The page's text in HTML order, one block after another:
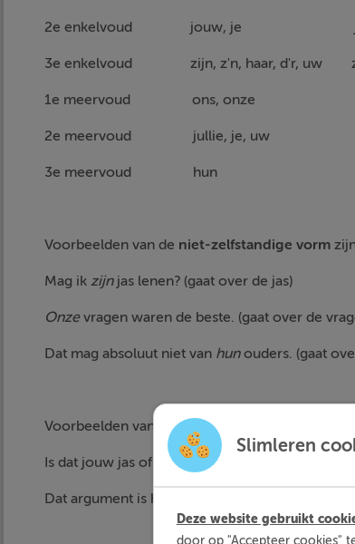
2e enkelvoud jouw, je
3e enkelvoud zijn, z'n, haar, d'r, uw
1e meervoud ons, onze
2e meervoud jullie, je, uw
3e meervoud hun
Voorbeelden van de niet-zelfstandige vorm
Mag ik zijnjas lenen? (gaat over de jas)
Onzevragen waren de beste. (gaat over de
Dat mag absoluut niet van hunouders. (gaat
Voorbeelden van dezelfstandige vorm
Is dat jouw jas of is het dezijne
Dat argument is het
Slimleren
Deze website gebruikt
door op "Accepteer cookies"